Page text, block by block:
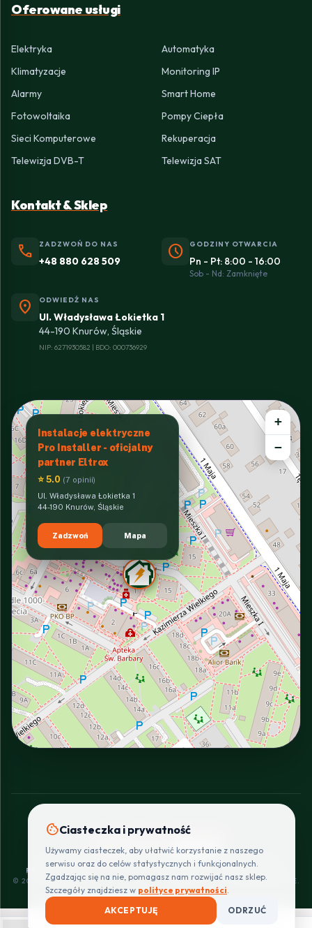
Oferowane usługi
Elektryka
Automatyka
Klimatyzacje
Monitoring IP
Alarmy
Smart Home
Fotowoltaika
Pompy Ciepła
Sieci Komputerowe
Rekuperacja
Telewizja DVB-T
Telewizja SAT
Kontakt & Sklep
phone ZADZWOŃ DO NAS
+48 880 628 509 schedule GODZINY OTWARCIA
Pn - Pt: 8:00 - 16:00
Sob - Nd: Zamknięte
location_on ODWIEDŹ NAS
Ul. Władysława Łokietka 1
44-190 Knurów, Śląskie
NIP: 6271930582 | BDO: 000736929
Instalacje elektryczne
Pro Installer - oficjalny
partner Eltrox
⭐ 5.0 (7 opinii)
Ul. Władysława Łokietka 1
44-190 Knurów, Śląskie
Zadzwoń Mapa
+
−
INTERACTIVE VIEW
SZYBKIE I BEZPIECZNE PŁATNOŚCI
POLITYKA
PRYWATNOŚCI
REGULAMIN
CENNIK
DOSTAW
ZWROTY I
REKLAMACJE
© 2026 PROINSTALLER.PL - KNURÓW. WSZYSTKIE PRAWA ZASTRZEŻONE.
cookieCiasteczka i prywatność
Używamy ciasteczek, aby ułatwić korzystanie z naszego
serwisu oraz do celów statystycznych i funkcjonalnych.
Zgadzając się na nie, pomagasz nam rozwijać nasz sklep.
Szczegóły znajdziesz w polityce prywatności.
AKCEPTUJĘ
ODRZUĆ